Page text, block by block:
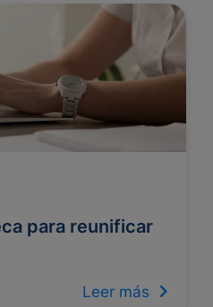
para reunificar
Leer más